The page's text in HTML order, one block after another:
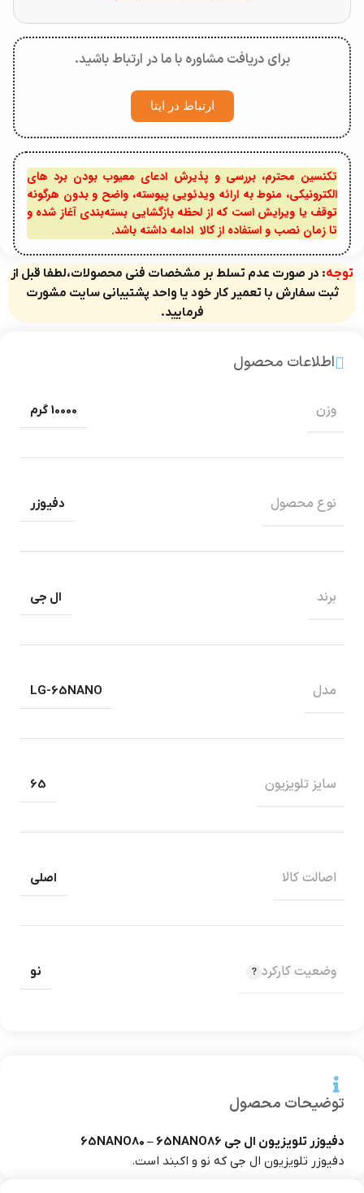
برای دریافت مشاوره با ما در ارتباط باشید.
ارتباط در ایتا
تکنسین محترم، بررسی و پذیرش ادعای معیوب بودن برد های
الکترونیکی، منوط به ارائه ویدئویی پیوسته، واضح و بدون هرگونه
توقف یا ویرایش است که از لحظه بازگشایی بسته‌بندی آغاز شده و
تا زمان نصب و استفاده از کالا ادامه داشته باشد.
توجه: در صورت عدم تسلط بر مشخصات فنی محصولات،لطفا قبل از
ثبت سفارش با تعمیر کار خود یا واحد پشتیبانی سایت مشورت
فرمایید.
توضیحات محصول
دفیوزر تلویزیون ال جی 65NANO80 – 65NANO86
دفیوزر تلویزیون ال جی که نو و اکبند است.
اطلاعات محصول
وزن 10000 گرم
نوع محصول دفیوزر
برند ال جی
مدل LG-65NANO
سایز تلویزیون 65
اصالت کالا اصلی
وضعیت کارکرد نو